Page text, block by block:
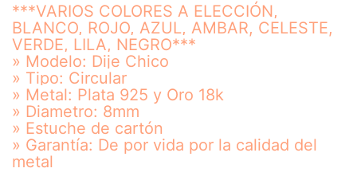
***VARIOS COLORES A ELECCIÓN,
BLANCO, ROJO, AZUL, AMBAR, CELESTE,
VERDE, LILA, NEGRO***
» Modelo: Dije Chico
» Tipo: Circular
» Metal: Plata 925 y Oro 18k
» Diametro: 8mm
» Estuche de cartón
» Garantía: De por vida por la calidad del
metal